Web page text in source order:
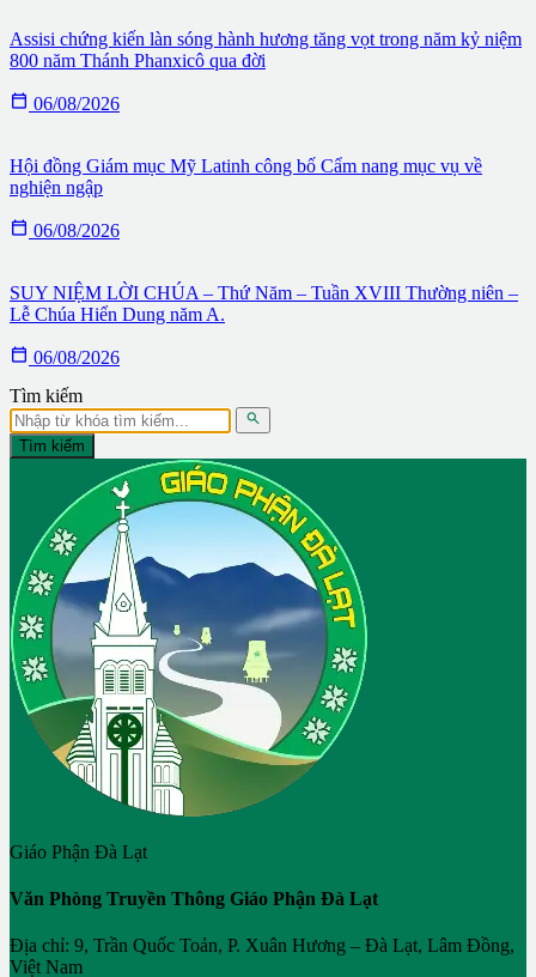
Assisi chứng kiến làn sóng hành hương tăng vọt trong năm kỷ niệm
800 năm Thánh Phanxicô qua đời
 06/08/2026
Hội đồng Giám mục Mỹ Latinh công bố Cẩm nang mục vụ về
nghiện ngập
 06/08/2026
SUY NIỆM LỜI CHÚA – Thứ Năm – Tuần XVIII Thường niên –
Lễ Chúa Hiển Dung năm A.
 06/08/2026
Tìm kiếm

Tìm kiếm
Giáo Phận Đà Lạt
Văn Phòng Truyền Thông Giáo Phận Đà Lạt
Địa chỉ: 9, Trần Quốc Toản, P. Xuân Hương – Đà Lạt, Lâm Đồng,
Việt Nam